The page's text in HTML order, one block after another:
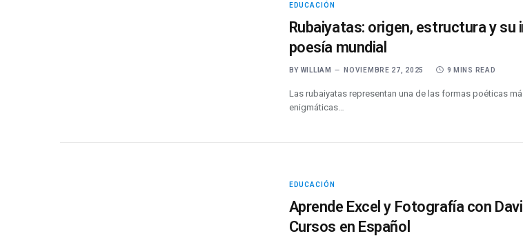
EDUCACIÓN
Rubaiyatas: origen, estructura y su
poesía mundial
BY WILLIAM NOVIEMBRE 27, 2025 9 MINS READ
Las rubaiyatas representan una de las formas poéticas
enigmáticas…
EDUCACIÓN
Aprende Excel y Fotografía con
Cursos en Español